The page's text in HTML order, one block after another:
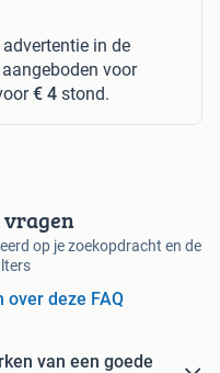
advertentie in de
voor
€ 4 stond.
vragen
op je zoekopdracht en de
over deze FAQ
van een goede